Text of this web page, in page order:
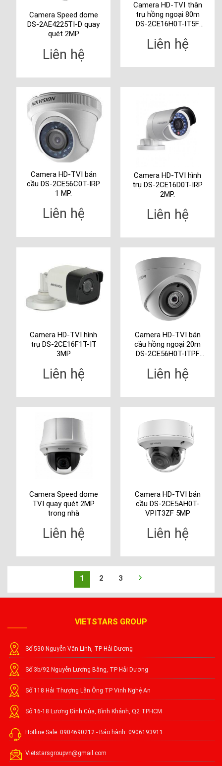
Camera Speed dome
DS-2AE4225TI-D quay
quét 2MP
Liên hệ
Camera HD-TVI thân
trụ hồng ngoại 80m
DS-2CE16H0T-IT5F
Liên hệ
Camera HD-TVI bán
cầu DS-2CE56C0T-IRP
1 MP.
Liên hệ
Camera HD-TVI hình
trụ DS-2CE16D0T-IRP
2MP.
Liên hệ
Camera HD-TVI hình
trụ DS-2CE16F1T-IT
3MP
Liên hệ
Camera HD-TVI bán
cầu hồng ngoại 20m
DS-2CE56H0T-ITPF
Liên hệ
Camera Speed dome
TVI quay quét 2MP
trong nhà
Liên hệ
Camera HD-TVI bán
cầu DS-2CE5AH0T-
VPIT3ZF 5MP
Liên hệ
1 2 3
VIETSTARS GROUP
Số 530 Nguyễn Văn Linh, TP Hải Dương
Số 3b/92 Nguyễn Lương Bằng, TP Hải Dương
Số 118 Hải Thượng Lãn Ông TP Vinh Nghệ An
Số 16-18 Lương Đình Của, Bình Khánh, Q2 TPHCM
Hotline Sale: 0904690212 - Bảo hành: 0906193911
Vietstarsgroupvn@gmail.com